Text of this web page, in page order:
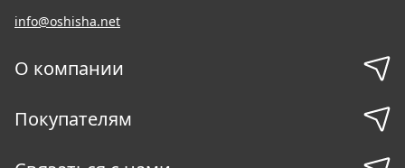
info@oshisha.net
О компании
Покупателям